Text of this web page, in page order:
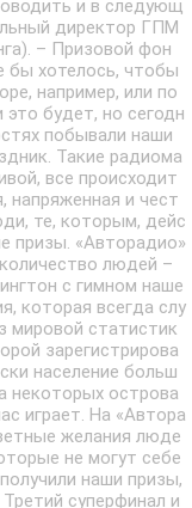
и в следующ
директор ГПМ
– Призовой фон
бы хотелось, чтобы
например, или по
будет, но сегодн
побывали наши
Такие радиома
все происходит
напряженная и чест
те, которым, дейс
призы. «Авторадио»
людей –
с гимном наше
которая всегда слу
мировой статистик
зарегистрирова
население больш
некоторых острова
играет. На «Автора
желания люде
не могут себе
наши призы,
суперфинал и